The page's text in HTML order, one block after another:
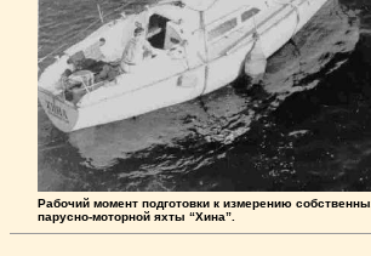
Pабочий момент подготовки к измерению
парусно-моторной яхты “Хина”.